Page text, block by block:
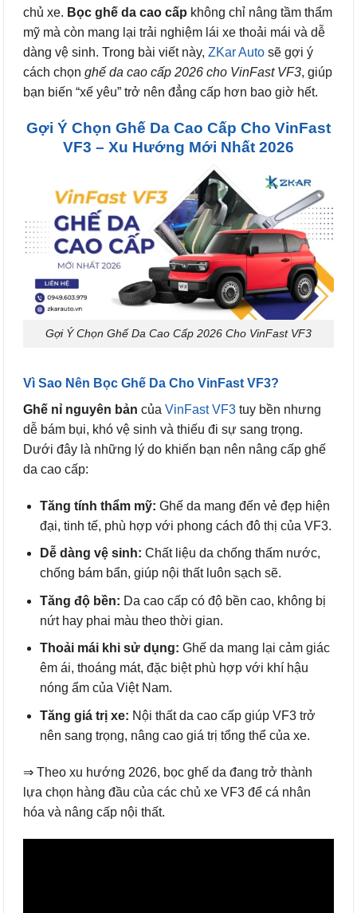
chủ xe. Bọc ghế da cao cấp không chỉ nâng tầm thẩm
mỹ mà còn mang lại trải nghiệm lái xe thoải mái và dễ
dàng vệ sinh. Trong bài viết này, ZKar Auto sẽ gợi ý
cách chọn ghế da cao cấp 2026 cho VinFast VF3, giúp
bạn biến “xế yêu” trở nên đẳng cấp hơn bao giờ hết.
Gợi Ý Chọn Ghế Da Cao Cấp Cho VinFast
VF3 – Xu Hướng Mới Nhất 2026
Gợi Ý Chọn Ghế Da Cao Cấp 2026 Cho VinFast VF3
Vì Sao Nên Bọc Ghế Da Cho VinFast VF3?
Ghế nỉ nguyên bản của VinFast VF3 tuy bền nhưng
dễ bám bụi, khó vệ sinh và thiếu đi sự sang trọng.
Dưới đây là những lý do khiến bạn nên nâng cấp ghế
da cao cấp:
Tăng tính thẩm mỹ: Ghế da mang đến vẻ đẹp hiện
đại, tinh tế, phù hợp với phong cách đô thị của VF3.
Dễ dàng vệ sinh: Chất liệu da chống thấm nước,
chống bám bẩn, giúp nội thất luôn sạch sẽ.
Tăng độ bền: Da cao cấp có độ bền cao, không bị
nứt hay phai màu theo thời gian.
Thoải mái khi sử dụng: Ghế da mang lại cảm giác
êm ái, thoáng mát, đặc biệt phù hợp với khí hậu
nóng ẩm của Việt Nam.
Tăng giá trị xe: Nội thất da cao cấp giúp VF3 trở
nên sang trọng, nâng cao giá trị tổng thể của xe.
⇒ Theo xu hướng 2026, bọc ghế da đang trở thành
lựa chọn hàng đầu của các chủ xe VF3 để cá nhân
hóa và nâng cấp nội thất.